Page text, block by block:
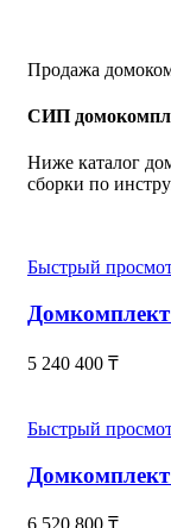
Продажа
СИП
Ниже каталог
сборки по
Быстрый
5 240 400 ₸
Быстрый